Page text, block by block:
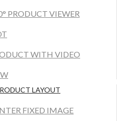
PRODUCT VIEWER
WITH VIDEO
LAYOUT
FIXED IMAGE